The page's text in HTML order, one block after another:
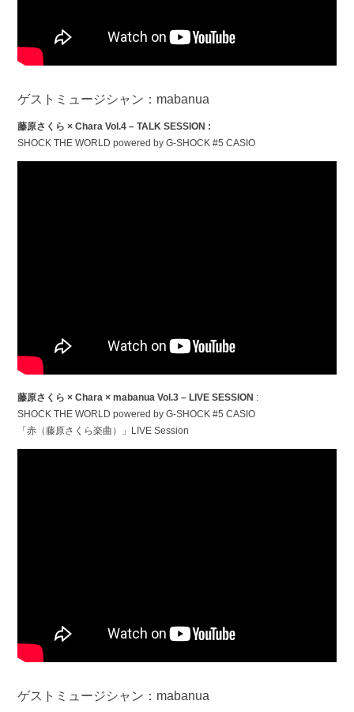
ゲストミュージシャン：mabanua
藤原さくら × Chara Vol.4 – TALK SESSION :
SHOCK THE WORLD powered by G-SHOCK #5 CASIO
藤原さくら × Chara × mabanua Vol.3 – LIVE SESSION :
SHOCK THE WORLD powered by G-SHOCK #5 CASIO
「赤（藤原さくら楽曲）」LIVE Session
ゲストミュージシャン：mabanua